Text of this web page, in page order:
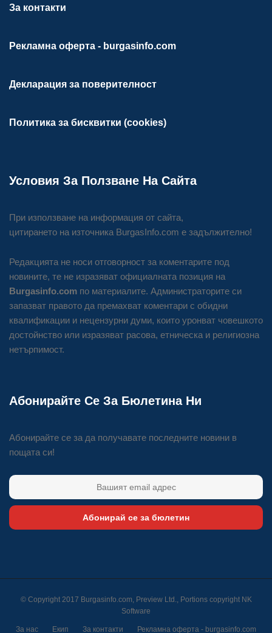
За контакти
Рекламна оферта - burgasinfo.com
Декларация за поверителност
Политика за бисквитки (cookies)
Условия За Ползване На Сайта
При използване на информация от сайта,
цитирането на източника BurgasInfo.com е задължително!
Редакцията не носи отговорност за коментарите под
новините, те не изразяват официалната позиция на
Burgasinfo.com по материалите. Администраторите си
запазват правото да премахват коментари с обидни
квалификации и нецензурни думи, които уронват човешкото
достойнство или изразяват расова, етническа и религиозна
нетърпимост.
Абонирайте Се За Бюлетина Ни
Абонирайте се за да получавате последните новини в
пощата си!
Абонирай се за бюлетин
© Copyright 2017 Burgasinfo.com, Preview Ltd., Portions copyright NK
Software
За нас Екип За контакти Рекламна оферта - burgasinfo.com